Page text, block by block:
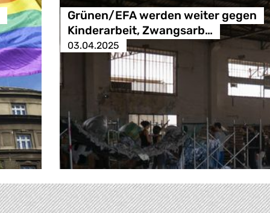
Grünen/EFA werden weiter gegen
Kinderarbeit, Zwangsarb…
03.04.2025